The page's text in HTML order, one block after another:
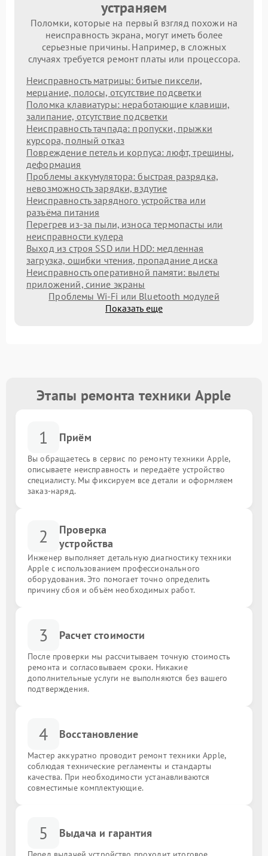
устраняем
Поломки, которые на первый взгляд похожи на
неисправность экрана, могут иметь более
серьезные причины. Например, в сложных
случаях требуется ремонт платы или процессора.
Неисправность матрицы: битые пиксели,
мерцание, полосы, отсутствие подсветки
Поломка клавиатуры: неработающие клавиши,
залипание, отсутствие подсветки
Неисправность тачпада: пропуски, прыжки
курсора, полный отказ
Повреждение петель и корпуса: люфт, трещины,
деформация
Проблемы аккумулятора: быстрая разрядка,
невозможность зарядки, вздутие
Неисправность зарядного устройства или
разъёма питания
Перегрев из‑за пыли, износа термопасты или
неисправности кулера
Выход из строя SSD или HDD: медленная
загрузка, ошибки чтения, пропадание диска
Неисправность оперативной памяти: вылеты
приложений, синие экраны
Проблемы Wi‑Fi или Bluetooth модулей
Показать еще
Этапы ремонта техники Apple
1 Приём
Вы обращаетесь в сервис по ремонту техники Apple,
описываете неисправность и передаёте устройство
специалисту. Мы фиксируем все детали и оформляем
заказ-наряд.
2
Проверка
устройства
Инженер выполняет детальную диагностику техники
Apple с использованием профессионального
оборудования. Это помогает точно определить
причину сбоя и объём необходимых работ.
3 Расчет стоимости
После проверки мы рассчитываем точную стоимость
ремонта и согласовываем сроки. Никакие
дополнительные услуги не выполняются без вашего
подтверждения.
4 Восстановление
Мастер аккуратно проводит ремонт техники Apple,
соблюдая технические регламенты и стандарты
качества. При необходимости устанавливаются
совместимые комплектующие.
5 Выдача и гарантия